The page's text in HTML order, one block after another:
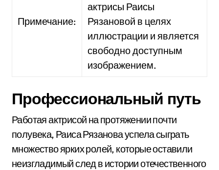
Примечание:
актрисы Раисы
Рязановой в целях
иллюстрации и является
свободно доступным
изображением.
Профессиональный путь
Работая актрисой на протяжении почти
полувека, Раиса Рязанова успела сыграть
множество ярких ролей, которые оставили
неизгладимый след в истории отечественного